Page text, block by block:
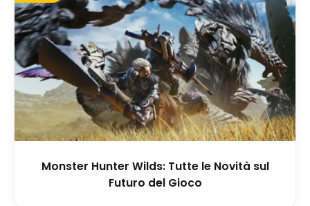
Monster Hunter Wilds: Tutte le Novità sul
Futuro del Gioco